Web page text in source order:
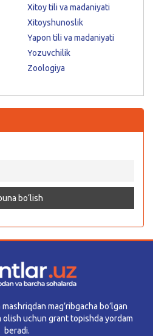
Xitoy tili va madaniyati
Xitoyshunoslik
Yapon tili va madaniyati
Yozuvchilik
Zoologiya
mag’ribgacha bo’lgan
olish uchun grant topishda yordam
beradi.